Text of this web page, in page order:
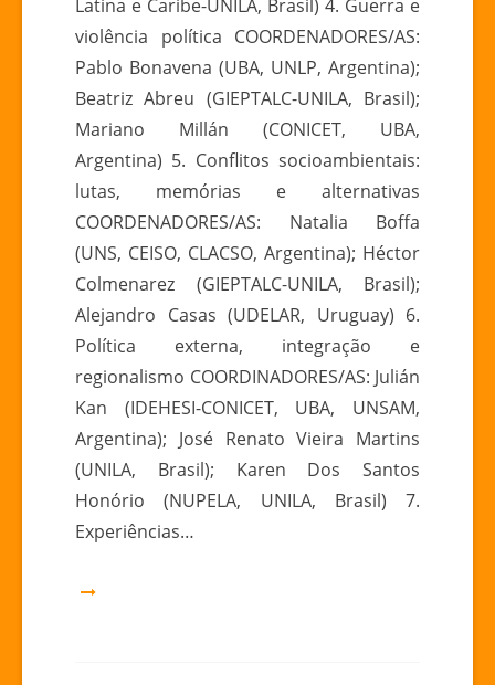
Latina e Caribe-UNILA, Brasil) 4. Guerra e
violência política COORDENADORES/AS:
Pablo Bonavena (UBA, UNLP, Argentina);
Beatriz Abreu (GIEPTALC-UNILA, Brasil);
Mariano Millán (CONICET, UBA,
Argentina) 5. Conflitos socioambientais:
lutas, memórias e alternativas
COORDENADORES/AS: Natalia Boffa
(UNS, CEISO, CLACSO, Argentina); Héctor
Colmenarez (GIEPTALC-UNILA, Brasil);
Alejandro Casas (UDELAR, Uruguay) 6.
Política externa, integração e
regionalismo COORDINADORES/AS: Julián
Kan (IDEHESI-CONICET, UBA, UNSAM,
Argentina); José Renato Vieira Martins
(UNILA, Brasil); Karen Dos Santos
Honório (NUPELA, UNILA, Brasil) 7.
Experiências…